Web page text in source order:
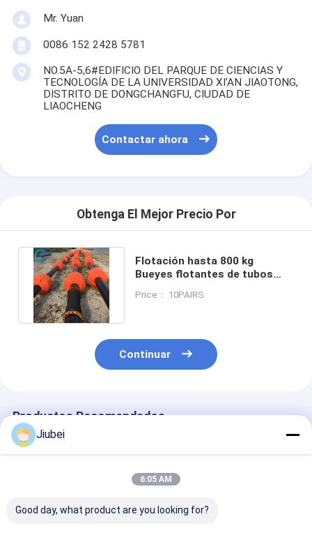
Mr. Yuan
0086 152 2428 5781
NO.5A-5,6#EDIFICIO DEL PARQUE DE CIENCIAS Y
TECNOLOGÍA DE LA UNIVERSIDAD XI’AN JIAOTONG,
DISTRITO DE DONGCHANGFU, CIUDAD DE
LIAOCHENG
Contactar ahora
Obtenga El Mejor Precio Por
Flotación hasta 800 kg
Bueyes flotantes de tubos
útil
Price： 10PAIRS
Continuar
Productos Recomendados
Jiubei
6:05 AM
Good day, what product are you looking for?